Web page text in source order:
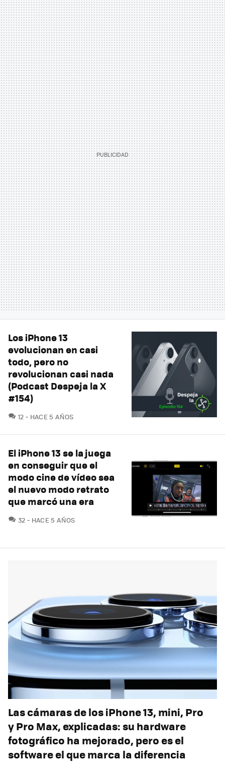
Los iPhone 13
evolucionan en casi
todo, pero no
revolucionan casi nada
(Podcast Despeja la X
#154)
12 COMENTARIOS
HACE 5 AÑOS
El iPhone 13 se la juega
en conseguir que el
modo cine de vídeo sea
el nuevo modo retrato
que marcó una era
32 COMENTARIOS
HACE 5 AÑOS
Las cámaras de los iPhone 13, mini, Pro
y Pro Max, explicadas: su hardware
fotográfico ha mejorado, pero es el
software el que marca la diferencia